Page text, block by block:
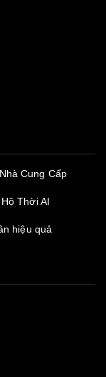
Cung Cấp
Thời AI
hiệu quả